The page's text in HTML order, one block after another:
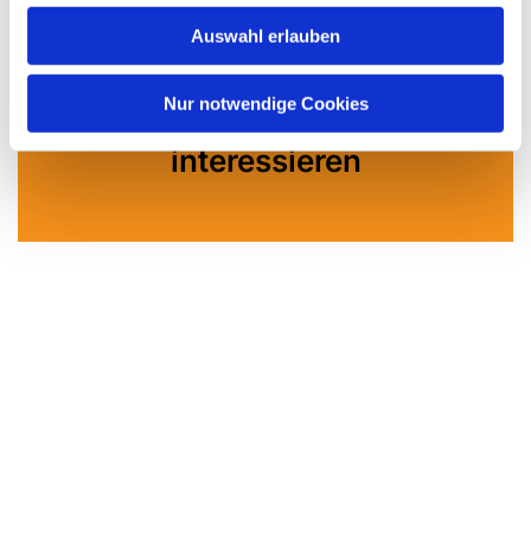
Auswahl erlauben
Nur notwendige Cookies
Dies könnte Sie auch
interessieren